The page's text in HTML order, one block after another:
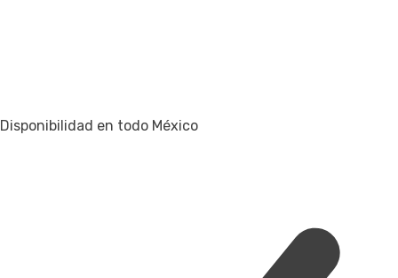
Disponibilidad en todo México